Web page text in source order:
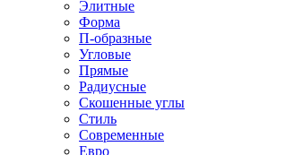
Элитные
Форма
П-образные
Угловые
Прямые
Радиусные
Скошенные углы
Стиль
Современные
Евро